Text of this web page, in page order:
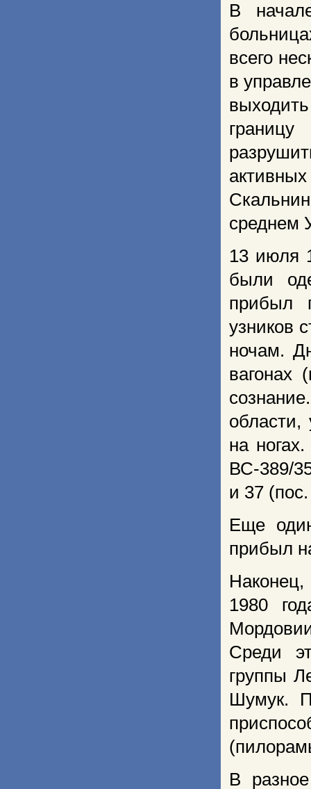
В
всего
в
среднем
13 июля
были
прибыл
узников
ночам.
вагонах
области,
на
ВС-389/
и 37
Еще
прибыл
1980
Среди
группы
Шумук.
В